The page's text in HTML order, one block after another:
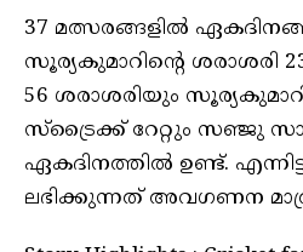
37 മത്സരങ്ങളില്‍
സൂര്യകുമാറിന്റെ ശരാശരി
56 ശരാശരിയും
സ്ട്രൈക്ക് റേറ്റും സഞ്ജു
ഏകദിനത്തിൽ ഉണ്ട്.
ലഭിക്കുന്നത് അവഗണന